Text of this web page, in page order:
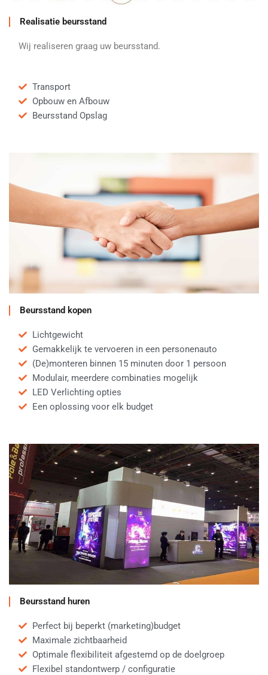
Realisatie beursstand
Wij realiseren graag uw beursstand.
Transport
Opbouw en Afbouw
Beursstand Opslag
Beursstand kopen
Lichtgewicht
Gemakkelijk te vervoeren in een personenauto
(De)monteren binnen 15 minuten door 1 persoon
Modulair, meerdere combinaties mogelijk
LED Verlichting opties
Een oplossing voor elk budget
Beursstand huren
Perfect bij beperkt (marketing)budget
Maximale zichtbaarheid
Optimale flexibiliteit afgestemd op de doelgroep
Flexibel standontwerp / configuratie